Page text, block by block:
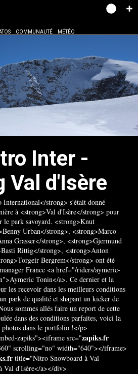
COMMUNAUTÉ MÉTÉO
Inter -
Val d'Isère
strong> s'était donné
à <strong>Val d'Isère</strong> pour
le park savoyard. <strong>Knut
Urban</strong>, <strong>Marco
Grasser</strong>, <strong>Gjermund
Rittig</strong>, <strong>Anton
Bergrem</strong> ont été
France <a href="/riders/aymeric-
Tonin</a>. Ce dernier et la
les recevoir dans les meilleurs conditions
park de qualité et shapant un kicker de
sommes allés faire un report de cette
dans des conditions parfaites, voici la
dans le portfolio !</p>
zapiks"><iframe src="zapiks.fr
scrolling="no" width="640"></iframe>
title="Nitro Snowboard à Val
Val d'Isère</a></div>